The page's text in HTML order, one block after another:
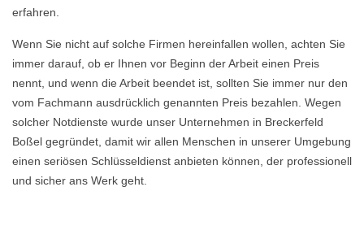
erfahren.
Wenn Sie nicht auf solche Firmen hereinfallen wollen, achten Sie
immer darauf, ob er Ihnen vor Beginn der Arbeit einen Preis
nennt, und wenn die Arbeit beendet ist, sollten Sie immer nur den
vom Fachmann ausdrücklich genannten Preis bezahlen. Wegen
solcher Notdienste wurde unser Unternehmen in Breckerfeld
Boßel gegründet, damit wir allen Menschen in unserer Umgebung
einen seriösen Schlüsseldienst anbieten können, der professionell
und sicher ans Werk geht.